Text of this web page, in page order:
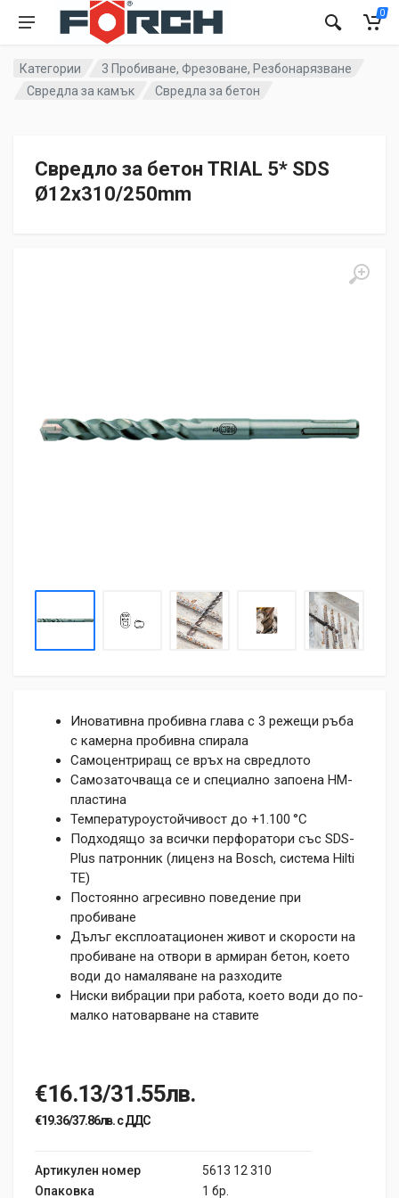
0
Категории
3 Пробиване, Фрезоване, Резбонарязване
Свредла за камък
Свредла за бетон
Свредло за бетон TRIAL 5* SDS
Ø12x310/250mm
Иновативна пробивна глава с 3 режещи ръба
с камерна пробивна спирала
Самоцентриращ се връх на свредлото
Самозаточваща се и специално запоена НМ-
пластина
Температуроустойчивост до +1.100 °C
Подходящо за всички перфоратори със SDS-
Plus патронник (лиценз на Bosch, система Hilti
TE)
Постоянно агресивно поведение при
пробиване
Дълъг експлоатационен живот и скорости на
пробиване на отвори в армиран бетон, което
води до намаляване на разходите
Ниски вибрации при работа, което води до по-
малко натоварване на ставите
€16.13/31.55лв.
€19.36/37.86лв. с ДДС
Артикулен номер
5613 12 310
Опаковка
1 бр.